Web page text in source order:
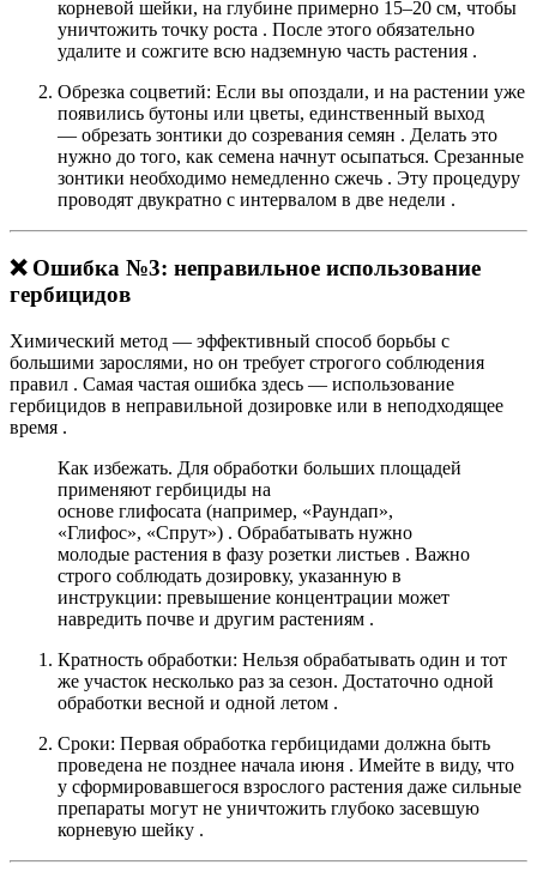
корневой шейки, на глубине примерно 15–20 см, чтобы
уничтожить точку роста . После этого обязательно
удалите и сожгите всю надземную часть растения .
Обрезка соцветий: Если вы опоздали, и на растении уже
появились бутоны или цветы, единственный выход
— обрезать зонтики до созревания семян . Делать это
нужно до того, как семена начнут осыпаться. Срезанные
зонтики необходимо немедленно сжечь . Эту процедуру
проводят двукратно с интервалом в две недели .
❌ Ошибка №3: неправильное использование
гербицидов
Химический метод — эффективный способ борьбы с
большими зарослями, но он требует строгого соблюдения
правил . Самая частая ошибка здесь — использование
гербицидов в неправильной дозировке или в неподходящее
время .
Как избежать. Для обработки больших площадей
применяют гербициды на
основе глифосата (например, «Раундап»,
«Глифос», «Спрут») . Обрабатывать нужно
молодые растения в фазу розетки листьев . Важно
строго соблюдать дозировку, указанную в
инструкции: превышение концентрации может
навредить почве и другим растениям .
Кратность обработки: Нельзя обрабатывать один и тот
же участок несколько раз за сезон. Достаточно одной
обработки весной и одной летом .
Сроки: Первая обработка гербицидами должна быть
проведена не позднее начала июня . Имейте в виду, что
у сформировавшегося взрослого растения даже сильные
препараты могут не уничтожить глубоко засевшую
корневую шейку .